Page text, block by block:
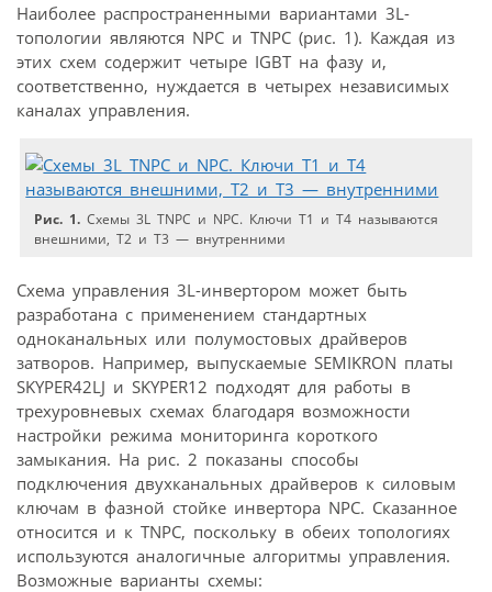
Наиболее распространенными вариантами 3L-
топологии являются NPC и TNPC (рис. 1). Каждая из
этих схем содержит четыре IGBT на фазу и,
соответственно, нуждается в четырех независимых
каналах управления.
Рис. 1. Схемы 3L TNPC и NPC. Ключи Т1 и Т4 называются
внешними, Т2 и Т3 — внутренними
Схема управления 3L-инвертором может быть
разработана с применением стандартных
одноканальных или полумостовых драйверов
затворов. Например, выпускаемые SEMIKRON платы
SKYPER42LJ и SKYPER12 подходят для работы в
трехуровневых схемах благодаря возможности
настройки режима мониторинга короткого
замыкания. На рис. 2 показаны способы
подключения двухканальных драйверов к силовым
ключам в фазной стойке инвертора NPC. Сказанное
относится и к TNPC, поскольку в обеих топологиях
используются аналогичные алгоритмы управления.
Возможные варианты схемы: